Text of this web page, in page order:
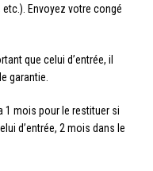
Envoyez votre congé
que celui d’entrée, il
garantie.
1 mois pour le restituer si
d’entrée, 2 mois dans le